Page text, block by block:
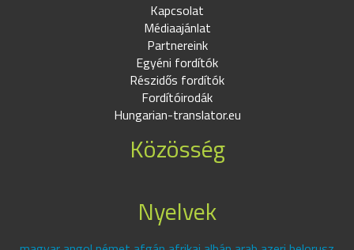
Kapcsolat
Médiaajánlat
Partnereink
Egyéni fordítók
Részidős fordítók
Fordítóirodák
Hungarian-translator.eu
Közösség
Nyelvek